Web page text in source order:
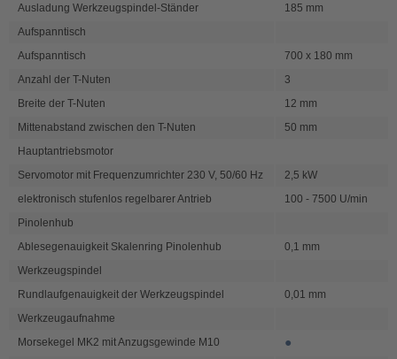
Ausladung Werkzeugspindel-Ständer
185 mm
Aufspanntisch
Aufspanntisch
700 x 180 mm
Anzahl der T-Nuten
3
Breite der T-Nuten
12 mm
Mittenabstand zwischen den T-Nuten
50 mm
Hauptantriebsmotor
Servomotor mit Frequenzumrichter 230 V, 50/60 Hz
2,5 kW
elektronisch stufenlos regelbarer Antrieb
100 - 7500 U/min
Pinolenhub
Ablesegenauigkeit Skalenring Pinolenhub
0,1 mm
Werkzeugspindel
Rundlaufgenauigkeit der Werkzeugspindel
0,01 mm
Werkzeugaufnahme
Morsekegel MK2 mit Anzugsgewinde M10
●